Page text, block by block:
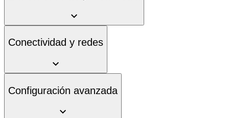
Conectividad y redes
Configuración avanzada